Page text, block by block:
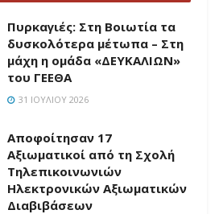
Πυρκαγιές: Στη Βοιωτία τα
δυσκολότερα μέτωπα – Στη
μάχη η ομάδα «ΔΕΥΚΑΛΙΩΝ»
του ΓΕΕΘΑ
31 ΙΟΥΛΊΟΥ 2026
Αποφοίτησαν 17
Αξιωματικοί από τη Σχολή
Τηλεπικοινωνιών
Ηλεκτρονικών Αξιωματικών
Διαβιβάσεων